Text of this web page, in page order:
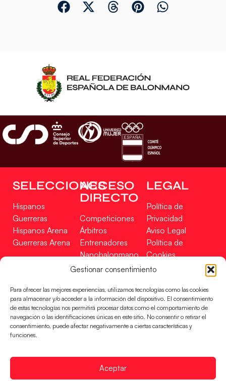
Gestionar consentimiento
Para ofrecer las mejores experiencias, utilizamos tecnologías como las cookies
para almacenar y/o acceder a la información del dispositivo. El consentimiento
de estas tecnologías nos permitirá procesar datos como el comportamiento de
navegación o las identificaciones únicas en este sitio. No consentir o retirar el
consentimiento, puede afectar negativamente a ciertas características y
funciones.
Aceptar
SELECCIONES
Hispanos
Guerreras
Hispanos Arena
Guerreras Arena
ACCESO
DIRECTO
Competiciones
Árbitros
Entrenadores
Nanobalonmano
Tienda
LEGAL
Política de
Privacidad
Aviso Legal
Política de
Cookies
Mapa Web
Incidencias
CONTACTO
EN
FINANCIADO